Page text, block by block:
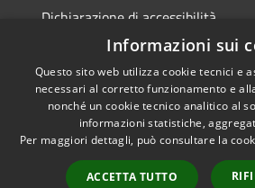
Dichiarazione di accessibilità
Accessibilità
Privacy
Informazioni sui
Questo sito web utilizza cookie tecnici e
necessari al corretto funzionamento e
nonché un cookie tecnico analitico al
informazioni statistiche,
Per maggiori dettagli, può consultare la
ACCETTA TUTTO